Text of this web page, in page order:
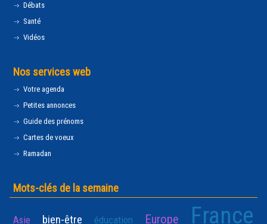
Débats
Santé
Vidéos
Nos services web
Votre agenda
Petites annonces
Guide des prénoms
Cartes de voeux
Ramadan
Mots-clés de la semaine
Asie bien-être éducation Europe France